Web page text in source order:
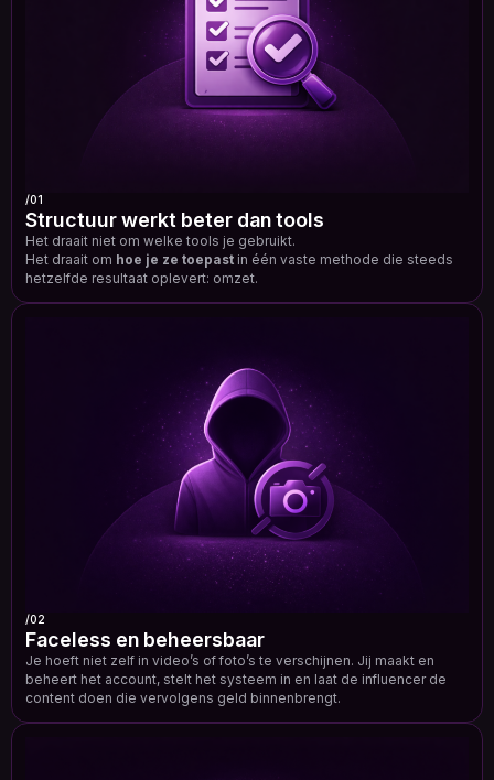
/01
Structuur werkt beter dan tools
Het draait niet om welke tools je gebruikt.
Het draait om hoe je ze toepast in één vaste methode die steeds
hetzelfde resultaat oplevert: omzet.
/02
Faceless en beheersbaar
Je hoeft niet zelf in video’s of foto’s te verschijnen. Jij maakt en
beheert het account, stelt het systeem in en laat de influencer de
content doen die vervolgens geld binnenbrengt.